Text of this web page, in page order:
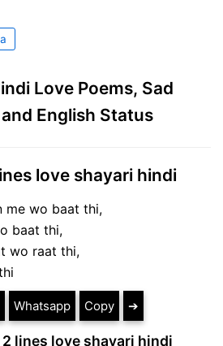
Love Poems, Sad
English Status
love shayari hindi
me wo baat thi,
baat thi,
wo raat thi,
Whatsapp Copy ➔
lines love shayari hindi